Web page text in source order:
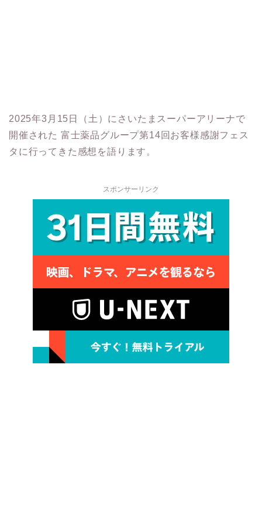
2025年3月15日（土）にさいたまスーパーアリーナで
開催された 富士薬品グループ第14回お客様感謝フェス
タに行ってきた感想を語ります。
スポンサーリンク